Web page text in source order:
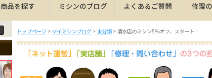
商品を探す ミシンのブログ よくあるご質問 修理
トップページ > マイミシンブログ > 未分類 > 清水店のミシン5％オフ、スタート！